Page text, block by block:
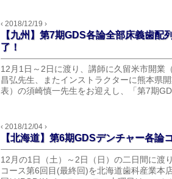
‹ 2018/12/19 ›
【九州】第7期GDS各論全部床義歯
了！
12月1日～2日に渡り、講師に久留米市開業
昌弘先生、またインストラクターに熊本県
表）の須崎慎一先生をお迎えし、「第7期
‹ 2018/12/04 ›
【北海道】第6期GDSデンチャー各論
12月の1日（土）～2日（日）の二日間に渡
コース第6回目(最終回)を北海道歯科産業本